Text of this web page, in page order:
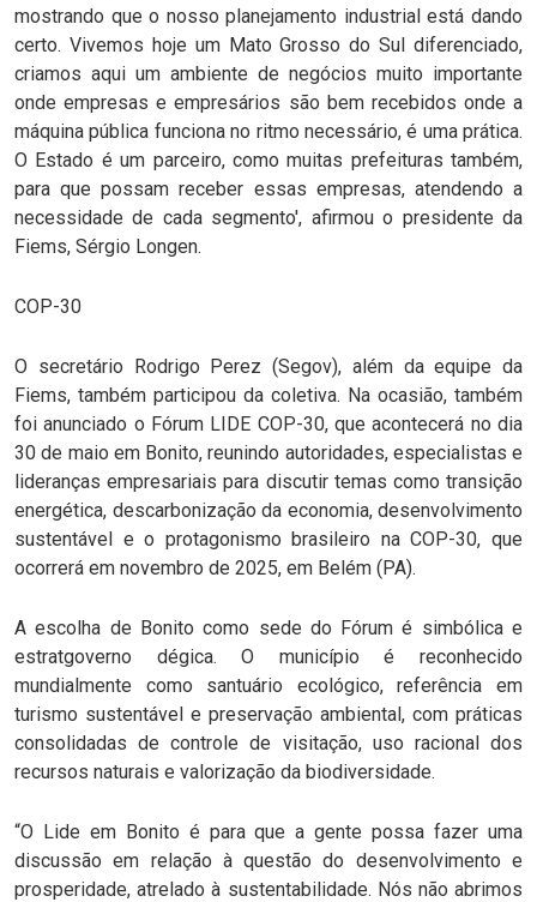
mostrando que o nosso planejamento industrial está dando
certo. Vivemos hoje um Mato Grosso do Sul diferenciado,
criamos aqui um ambiente de negócios muito importante
onde empresas e empresários são bem recebidos onde a
máquina pública funciona no ritmo necessário, é uma prática.
O Estado é um parceiro, como muitas prefeituras também,
para que possam receber essas empresas, atendendo a
necessidade de cada segmento', afirmou o presidente da
Fiems, Sérgio Longen.
COP-30
O secretário Rodrigo Perez (Segov), além da equipe da
Fiems, também participou da coletiva. Na ocasião, também
foi anunciado o Fórum LIDE COP-30, que acontecerá no dia
30 de maio em Bonito, reunindo autoridades, especialistas e
lideranças empresariais para discutir temas como transição
energética, descarbonização da economia, desenvolvimento
sustentável e o protagonismo brasileiro na COP-30, que
ocorrerá em novembro de 2025, em Belém (PA).
A escolha de Bonito como sede do Fórum é simbólica e
estratgoverno dégica. O município é reconhecido
mundialmente como santuário ecológico, referência em
turismo sustentável e preservação ambiental, com práticas
consolidadas de controle de visitação, uso racional dos
recursos naturais e valorização da biodiversidade.
“O Lide em Bonito é para que a gente possa fazer uma
discussão em relação à questão do desenvolvimento e
prosperidade, atrelado à sustentabilidade. Nós não abrimos